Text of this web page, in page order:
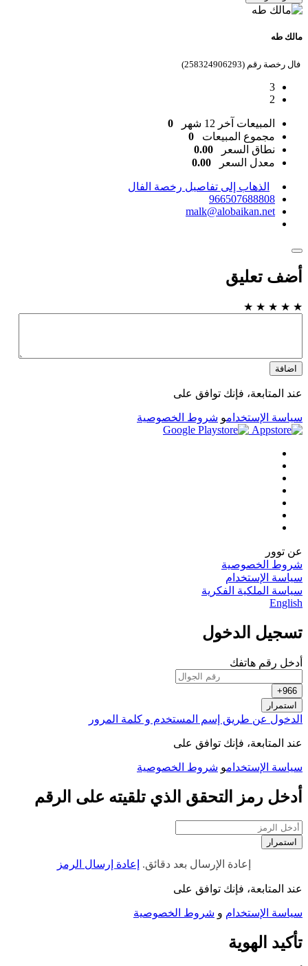
مالك طه
فال رخصة رقم (258324906293)
3
2
المبيعات آخر 12 شهر
0
مجموع المبيعات
0
نطاق السعر
0.00
معدل السعر
0.00
الذهاب إلى تفاصيل رخصة الفال
966507688808
malk@alobaikan.net
أضف تعليق
★
★
★
★
★
اضافة
عند المتابعة، فإنك توافق على
سياسة الإستخدامو شروط الخصوصية
عن توور
شروط الخصوصية
سياسة الإستخدام
سياسة الملكية الفكرية
English
تسجيل الدخول
أدخل رقم هاتفك
966+
استمرار
الدخول عن طريق إسم المستخدم و كلمة المرور
عند المتابعة، فإنك توافق على
سياسة الإستخدامو شروط الخصوصية
أدخل رمز التحقق الذي تلقيته على الرقم
استمرار
إعادة الإرسال بعد دقائق. إعادة إرسال الرمز
عند المتابعة، فإنك توافق على
سياسة الإستخدام و شروط الخصوصية
تأكيد الهوية